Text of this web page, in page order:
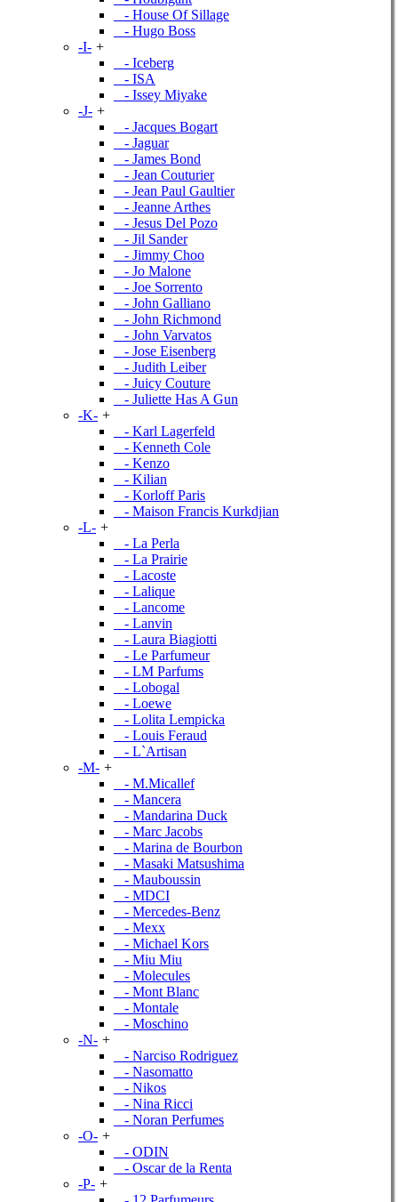
- House Of Sillage
- Hugo Boss
-I- +
- Iceberg
- ISA
- Issey Miyake
-J- +
- Jacques Bogart
- Jaguar
- James Bond
- Jean Couturier
- Jean Paul Gaultier
- Jeanne Arthes
- Jesus Del Pozo
- Jil Sander
- Jimmy Choo
- Jo Malone
- Joe Sorrento
- John Galliano
- John Richmond
- John Varvatos
- Jose Eisenberg
- Judith Leiber
- Juicy Couture
- Juliette Has A Gun
-K- +
- Karl Lagerfeld
- Kenneth Cole
- Kenzo
- Kilian
- Korloff Paris
- Maison Francis Kurkdjian
-L- +
- La Perla
- La Prairie
- Lacoste
- Lalique
- Lancome
- Lanvin
- Laura Biagiotti
- Le Parfumeur
- LM Parfums
- Lobogal
- Loewe
- Lolita Lempicka
- Louis Feraud
- L`Artisan
-M- +
- M.Micallef
- Mancera
- Mandarina Duck
- Marc Jacobs
- Marina de Bourbon
- Masaki Matsushima
- Mauboussin
- MDCI
- Mercedes-Benz
- Mexx
- Michael Kors
- Miu Miu
- Molecules
- Mont Blanc
- Montale
- Moschino
-N- +
- Narciso Rodriguez
- Nasomatto
- Nikos
- Nina Ricci
- Noran Perfumes
-O- +
- ODIN
- Oscar de la Renta
-P- +